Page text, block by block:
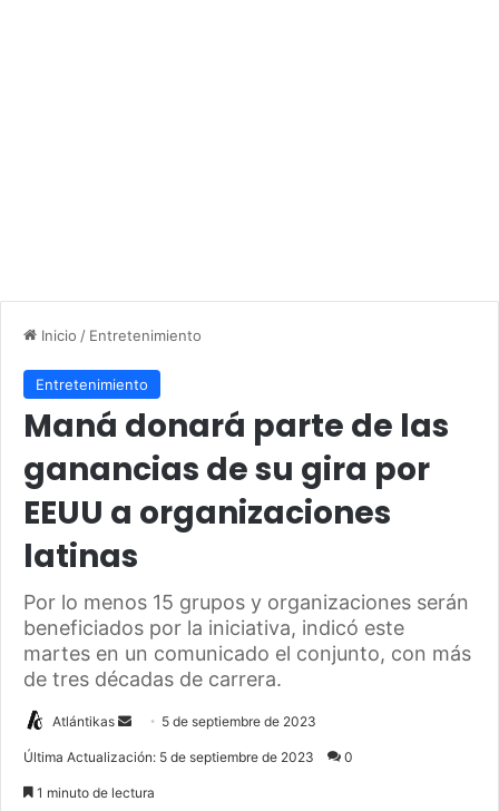
Inicio / Entretenimiento
Entretenimiento
Maná donará parte de las
ganancias de su gira por
EEUU a organizaciones
latinas
Por lo menos 15 grupos y organizaciones serán
beneficiados por la iniciativa, indicó este
martes en un comunicado el conjunto, con más
de tres décadas de carrera.
Atlántikas
d
5 de septiembre de 2023
Última Actualización: 5 de septiembre de 2023 0
1 minuto de lectura